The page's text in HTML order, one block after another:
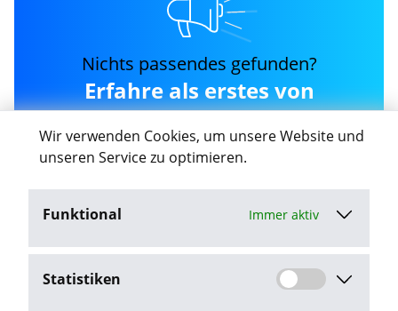
Wir verwenden Cookies, um unsere Website und
unseren Service zu optimieren.
Funktional Immer aktiv
Statistiken
Nichts passendes gefunden?
Erfahre als erstes von
neuen time-4-change-
gmbh Jobs in Mannheim